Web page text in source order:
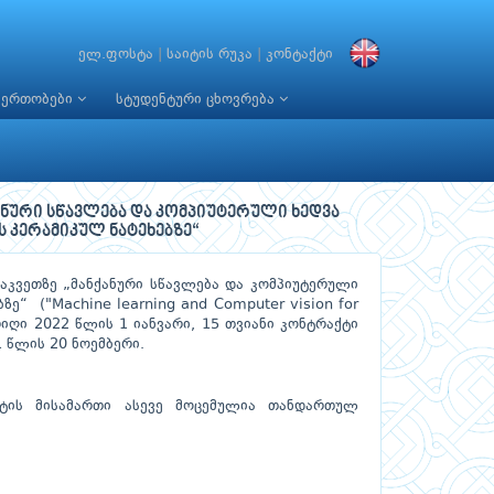
ელ.ფოსტა საიტის რუკა კონტაქტი
სტუდენტური ცხოვრება
სწავლება და კომპიუტერული ხედვა
კერამიკულ ნატეხებზე“
„მანქანური სწავლება და კომპიუტერული
("Machine learning and Computer vision for
2022 წლის 1 იანვარი, 15 თვიანი კონტრაქტი
წლის 20 ნოემბერი.
მისამართი ასევე მოცემულია თანდართულ